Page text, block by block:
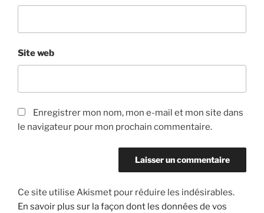
Site web
Enregistrer mon nom, mon e-mail et mon site dans
le navigateur pour mon prochain commentaire.
Ce site utilise Akismet pour réduire les indésirables.
En savoir plus sur la façon dont les données de vos